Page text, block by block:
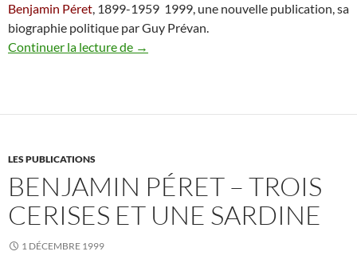
Benjamin Péret, 1899-1959 ­ 1999, une nouvelle publication, sa
biographie politique par Guy Prévan.
Continuer la lecture de Guy Prévan – Péret Benjamin,
→
LES PUBLICATIONS
BENJAMIN PÉRET – TROIS
CERISES ET UNE SARDINE
1 DÉCEMBRE 1999